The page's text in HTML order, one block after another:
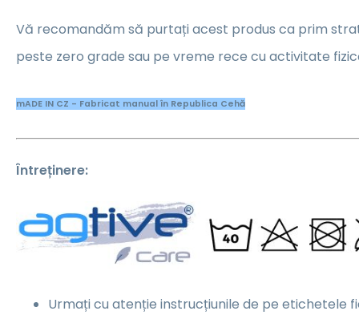
Vă recomandăm să purtați acest produs ca prim
peste zero grade sau pe vreme rece cu activitate
mADE IN CZ - Fabricat manual în Republica Cehă
Întreținere:
Urmați cu atenție instrucțiunile de pe etichetele